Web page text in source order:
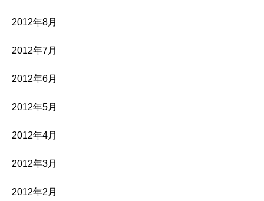
2012年8月
2012年7月
2012年6月
2012年5月
2012年4月
2012年3月
2012年2月